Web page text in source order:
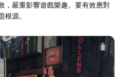
，嚴重影響遊戲樂趣。要有效應對
源。